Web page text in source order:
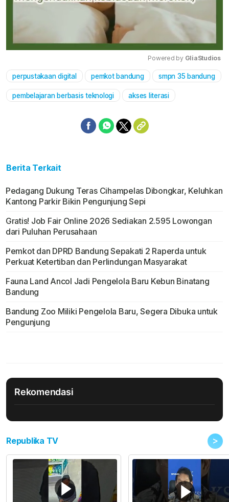
Mute
Powered by GliaStudios
perpustakaan digital pemkot bandung smpn 35 bandung
pembelajaran berbasis teknologi akses literasi
Berita Terkait
Pedagang Dukung Teras Cihampelas Dibongkar, Keluhkan
Kantong Parkir Bikin Pengunjung Sepi
Gratis! Job Fair Online 2026 Sediakan 2.595 Lowongan
dari Puluhan Perusahaan
Pemkot dan DPRD Bandung Sepakati 2 Raperda untuk
Perkuat Ketertiban dan Perlindungan Masyarakat
Fauna Land Ancol Jadi Pengelola Baru Kebun Binatang
Bandung
Bandung Zoo Miliki Pengelola Baru, Segera Dibuka untuk
Pengunjung
Rekomendasi
Republika TV >